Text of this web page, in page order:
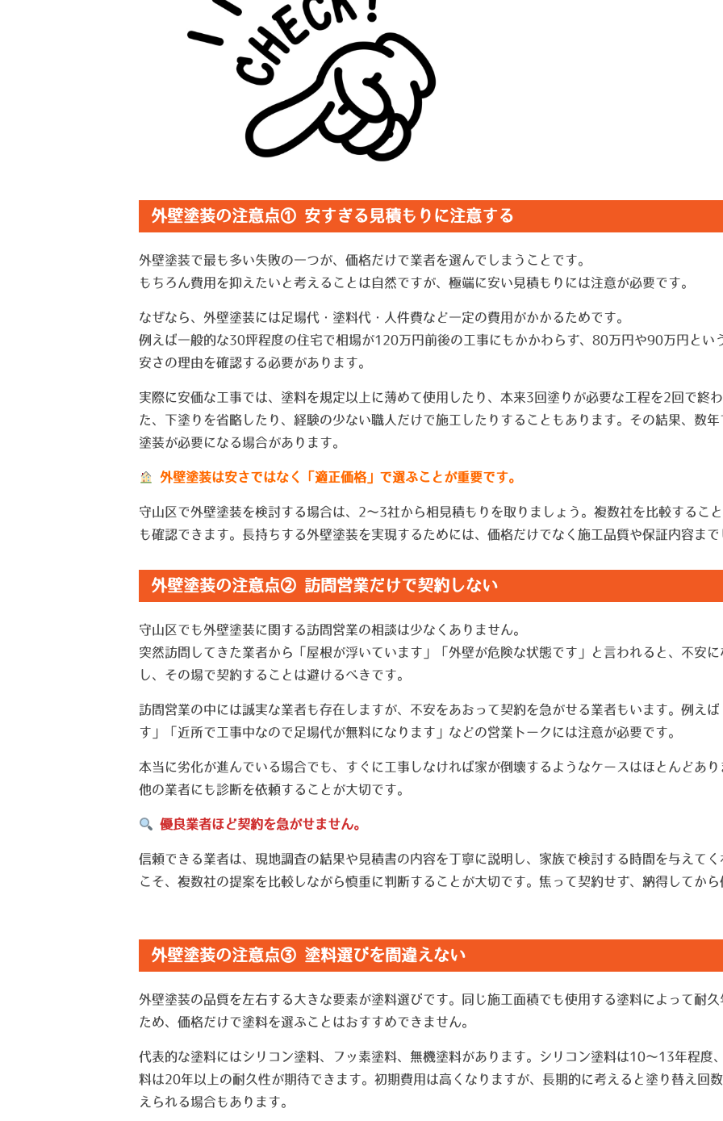
外壁塗装の注意点① 安すぎる見積もりに注意する
外壁塗装で最も多い失敗の一つが、価格だけで業者を選んでしまうことです。
もちろん費用を抑えたいと考えることは自然ですが、極端に安い見積もりには注意が必要です。
なぜなら、外壁塗装には足場代・塗料代・人件費など一定の費用がかかるためです。
例えば一般的な30坪程度の住宅で相場が120万円前後の工事にもかかわらず、80万円や90万円とい
安さの理由を確認する必要があります。
実際に安価な工事では、塗料を規定以上に薄めて使用したり、本来3回塗りが必要な工程を2回で終
た、下塗りを省略したり、経験の少ない職人だけで施工したりすることもあります。その結果、数
塗装が必要になる場合があります。
外壁塗装は安さではなく「適正価格」で選ぶことが重要です。
守山区で外壁塗装を検討する場合は、2〜3社から相見積もりを取りましょう。複数社を比較するこ
も確認できます。長持ちする外壁塗装を実現するためには、価格だけでなく施工品質や保証内容ま
外壁塗装の注意点② 訪問営業だけで契約しない
守山区でも外壁塗装に関する訪問営業の相談は少なくありません。
突然訪問してきた業者から「屋根が浮いています」「外壁が危険な状態です」と言われると、不安
し、その場で契約することは避けるべきです。
訪問営業の中には誠実な業者も存在しますが、不安をあおって契約を急がせる業者もいます。例え
す」「近所で工事中なので足場代が無料になります」などの営業トークには注意が必要です。
本当に劣化が進んでいる場合でも、すぐに工事しなければ家が倒壊するようなケースはほとんどあ
他の業者にも診断を依頼することが大切です。
優良業者ほど契約を急がせません。
信頼できる業者は、現地調査の結果や見積書の内容を丁寧に説明し、家族で検討する時間を与えて
こそ、複数社の提案を比較しながら慎重に判断することが大切です。焦って契約せず、納得してか
外壁塗装の注意点③ 塗料選びを間違えない
外壁塗装の品質を左右する大きな要素が塗料選びです。同じ施工面積でも使用する塗料によって耐
ため、価格だけで塗料を選ぶことはおすすめできません。
代表的な塗料にはシリコン塗料、フッ素塗料、無機塗料があります。シリコン塗料は10〜13年程度
料は20年以上の耐久性が期待できます。初期費用は高くなりますが、長期的に考えると塗り替え回
えられる場合もあります。